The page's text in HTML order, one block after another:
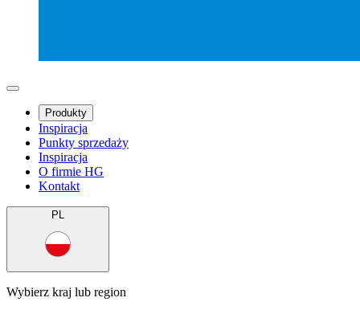
Produkty
Inspiracja
Punkty sprzedaży
Inspiracja
O firmie HG
Kontakt
PL
Wybierz kraj lub region